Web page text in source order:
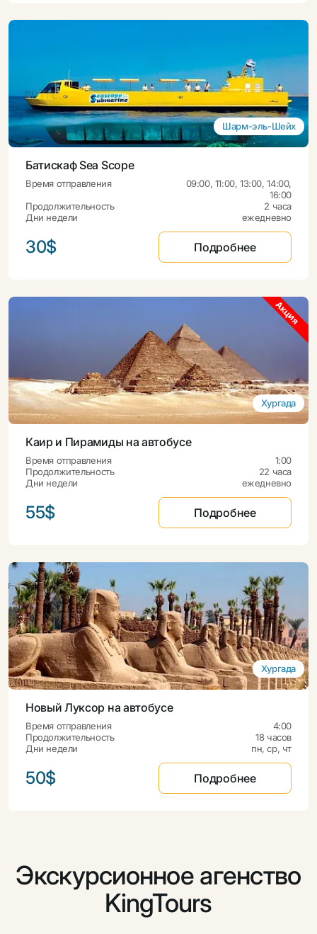
Шарм-эль-Шейх
Батискаф Sea Scope
Время отправления
09:00, 11:00, 13:00, 14:00,
16:00
Продолжительность
2 часа
Дни недели
ежедневно
30$ Подробнее
Акция
Акция
Хургада
Каир и Пирамиды на автобусе
Время отправления
1:00
Продолжительность
22 часа
Дни недели
ежедневно
55$ Подробнее
Хургада
Новый Луксор на автобусе
Время отправления
4:00
Продолжительность
18 часов
Дни недели
пн, ср, чт
50$ Подробнее
Экскурсионное агенство
KingTours